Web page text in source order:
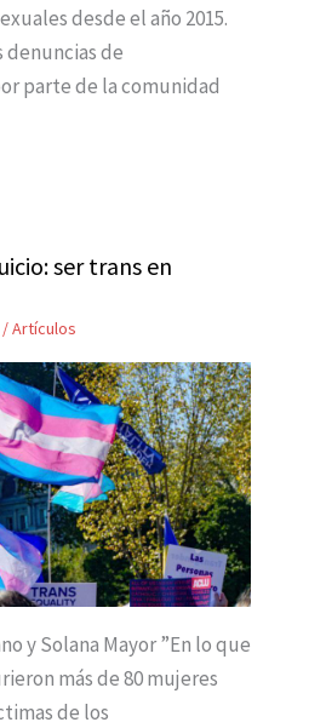
desde el año 2015.
denuncias de
parte de la comunidad
ser trans en
/Artículos
y Solana Mayor ”En lo que
más de 80 mujeres
de los